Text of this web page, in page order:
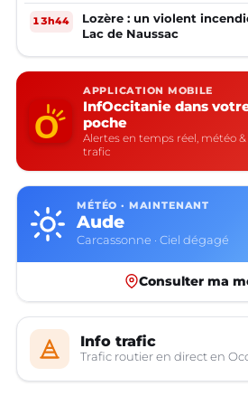
13h44
Lozère : un violent
Lac de Naussac
APPLICATION MOBILE
InfOccitanie dans
poche
Alertes en temps réel, météo &
trafic
MÉTÉO · MAINTENANT
Aude
Carcassonne · Ciel dégagé
Consulter ma
Info trafic
Trafic routier en direct en